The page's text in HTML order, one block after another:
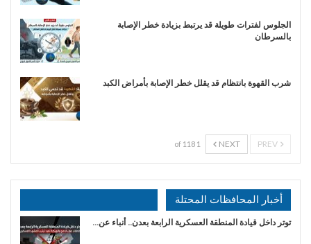
الجلوس لفترات طويلة قد يرتبط بزيادة خطر الإصابة
بالسرطان
شرب القهوة بانتظام قد يقلل خطر الإصابة بأمراض الكبد
NEXT
1 of 118
أخبار المحافظات المحتلة
توتر داخل قيادة المنطقة العسكرية الرابعة بعدن.. أنباء عن…